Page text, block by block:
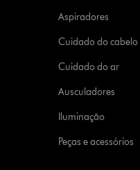
Aspiradores
Cuidado do cabelo
Cuidado do ar
Ausculadores
Iluminação
Peças e acessórios